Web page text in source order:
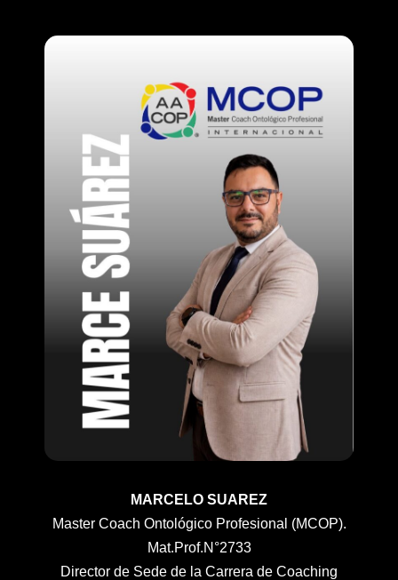
MARCELO SUAREZ
Master Coach Ontológico Profesional (MCOP).
Mat.Prof.N°2733
Director de Sede de la Carrera de Coaching